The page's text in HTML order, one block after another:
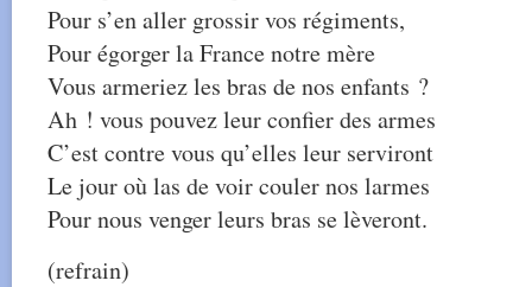
Pour s’en aller grossir vos régiments,
Pour égorger la France notre mère
Vous armeriez les bras de nos enfants ?
Ah ! vous pouvez leur confier des armes
C’est contre vous qu’elles leur serviront
Le jour où las de voir couler nos larmes
Pour nous venger leurs bras se lèveront.
(refrain)